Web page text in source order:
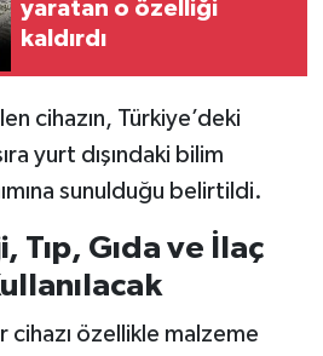
yaratan o özelliği
kaldırdı
cihazın, Türkiye’deki
yurt dışındaki bilim
sunulduğu belirtildi.
Tıp, Gıda ve İlaç
özellikle malzeme